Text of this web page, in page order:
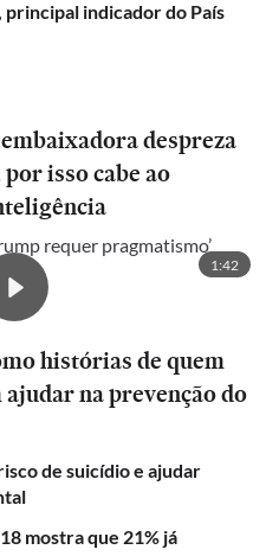
principal indicador do País
despreza
isso cabe ao
requer pragmatismo’
1:42
histórias de quem
na prevenção do
de suicídio e ajudar
mostra que 21% já